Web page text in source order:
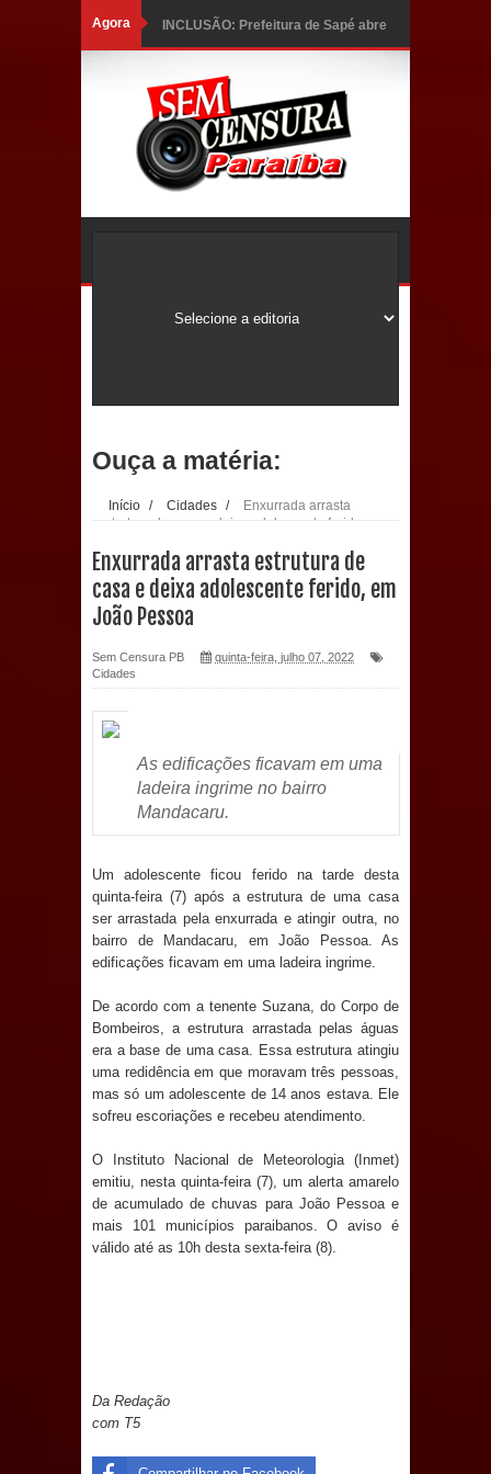
Agora INCLUSÃO: Prefeitura de Sapé abre
Social; veja documentação
necessária!
com a saúde bucal em Marí
PDT da Paraíba faz reunião
preparativa para convenção estadual
dentro do mês trabalhado e injeta R$
12 milhões na economia
para preservar tamarindeiro e
revitalizar Memorial Augusto dos
O verdadeiro oxigênio do Estado
Democrático de Direito – Bacharela
aborda de maneira inédita no mundo
jurídico brasileiro, temas polêmicos;
Confira!
Caldas Brandão: gestão municipal
Ouça a matéria:
Início / Cidades /
Enxurrada arrasta
estrutura de casa e deixa adolescente ferido, em
Enxurrada arrasta estrutura de
casa e deixa adolescente ferido, em
João Pessoa
Sem Censura PB
quinta-feira, julho 07, 2022
Cidades
As edificações ficavam em uma
ladeira ingrime no bairro
Mandacaru.
Um adolescente ficou ferido na tarde desta
quinta-feira (7) após a estrutura de uma casa
ser arrastada pela enxurrada e atingir outra, no
bairro de Mandacaru, em João Pessoa. As
edificações ficavam em uma ladeira ingrime.
De acordo com a tenente Suzana, do Corpo de
Bombeiros, a estrutura arrastada pelas águas
era a base de uma casa. Essa estrutura atingiu
uma redidência em que moravam três pessoas,
mas só um adolescente de 14 anos estava. Ele
sofreu escoriações e recebeu atendimento.
O Instituto Nacional de Meteorologia (Inmet)
emitiu, nesta quinta-feira (7), um alerta amarelo
de acumulado de chuvas para João Pessoa e
mais 101 municípios paraibanos. O aviso é
válido até as 10h desta sexta-feira (8).
Da Redação
com T5